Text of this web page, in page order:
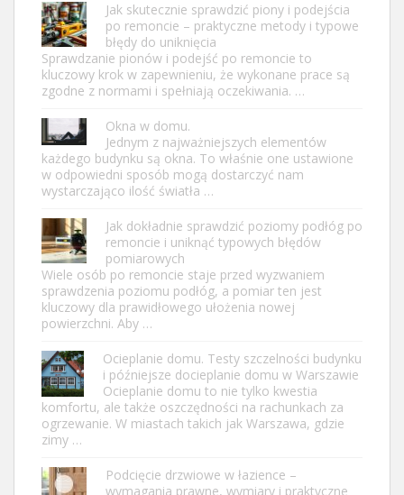
Jak skutecznie sprawdzić piony i podejścia
po remoncie – praktyczne metody i typowe
błędy do uniknięcia
Sprawdzanie pionów i podejść po remoncie to
kluczowy krok w zapewnieniu, że wykonane prace są
zgodne z normami i spełniają oczekiwania. …
Okna w domu.
Jednym z najważniejszych elementów
każdego budynku są okna. To właśnie one ustawione
w odpowiedni sposób mogą dostarczyć nam
wystarczająco ilość światła …
Jak dokładnie sprawdzić poziomy podłóg po
remoncie i uniknąć typowych błędów
pomiarowych
Wiele osób po remoncie staje przed wyzwaniem
sprawdzenia poziomu podłóg, a pomiar ten jest
kluczowy dla prawidłowego ułożenia nowej
powierzchni. Aby …
Ocieplanie domu. Testy szczelności budynku
i późniejsze docieplanie domu w Warszawie
Ocieplanie domu to nie tylko kwestia
komfortu, ale także oszczędności na rachunkach za
ogrzewanie. W miastach takich jak Warszawa, gdzie
zimy …
Podcięcie drzwiowe w łazience –
wymagania prawne, wymiary i praktyczne